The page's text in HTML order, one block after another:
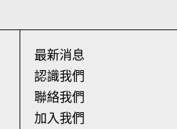
最新消息
認識我們
聯絡我們
加入我們